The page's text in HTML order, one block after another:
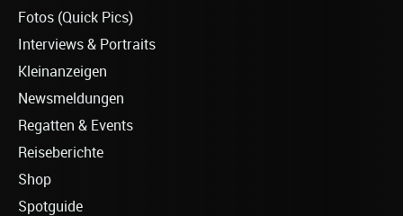
Fotos (Quick Pics)
Interviews & Portraits
Kleinanzeigen
Newsmeldungen
Regatten & Events
Reiseberichte
Shop
Spotguide